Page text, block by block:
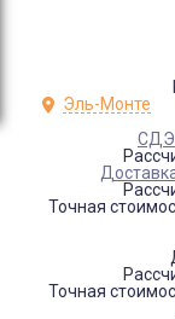
Эль-Монте
Точная
Точная